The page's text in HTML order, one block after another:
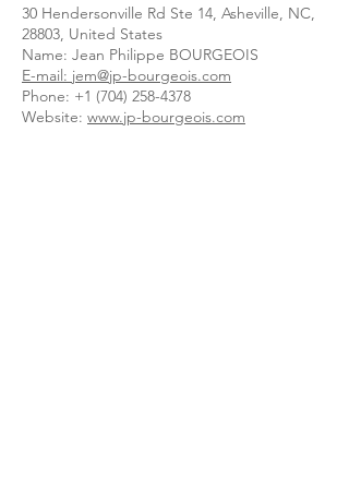
30 Hendersonville Rd Ste 14, Asheville, NC,
28803, United States
Name: Jean Philippe BOURGEOIS
E-mail: jem@jp-bourgeois.com
Phone: +1 (704) 258-4378
Website: www.jp-bourgeois.com